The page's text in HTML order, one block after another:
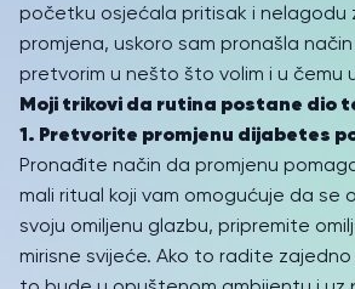
početku osjećala pritisak i nelagodu
promjena, uskoro sam pronašla
pretvorim u nešto što volim i u čemu
Moji trikovi da rutina postane dio
1. Pretvorite promjenu dijabetes
Pronađite način da promjenu
mali ritual koji vam omogućuje da se
svoju omiljenu glazbu, pripremite
mirisne svijeće. Ako to radite